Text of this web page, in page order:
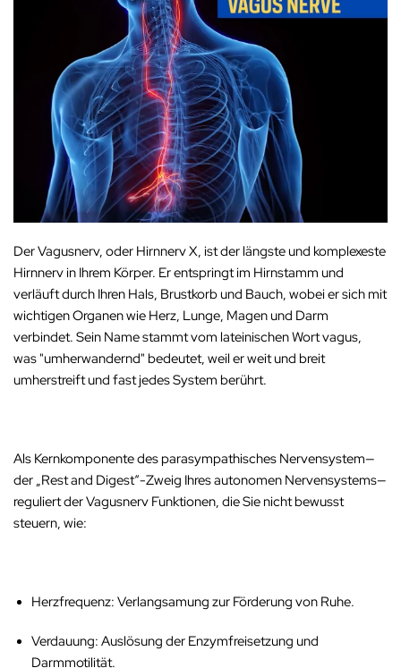
DerVagusnerv, oder Hirnnerv X, ist der längste und komplexeste
Hirnnerv in Ihrem Körper. Er entspringt im Hirnstamm und
verläuft durch Ihren Hals, Brustkorb und Bauch, wobei er sich mit
wichtigen Organen wie Herz, Lunge, Magen und Darm
verbindet. Sein Name stammt vom lateinischen Wortvagus,
was "umherwandernd" bedeutet, weil er weit und breit
umherstreift und fast jedes System berührt.
Als Kernkomponente des parasympathisches Nervensystem—
der „Rest and Digest“-Zweig Ihres autonomen Nervensystems—
reguliert der Vagusnerv Funktionen, die Sie nicht bewusst
steuern, wie:
Herzfrequenz: Verlangsamung zur Förderung von Ruhe.
Verdauung: Auslösung der Enzymfreisetzung und
Darmmotilität.